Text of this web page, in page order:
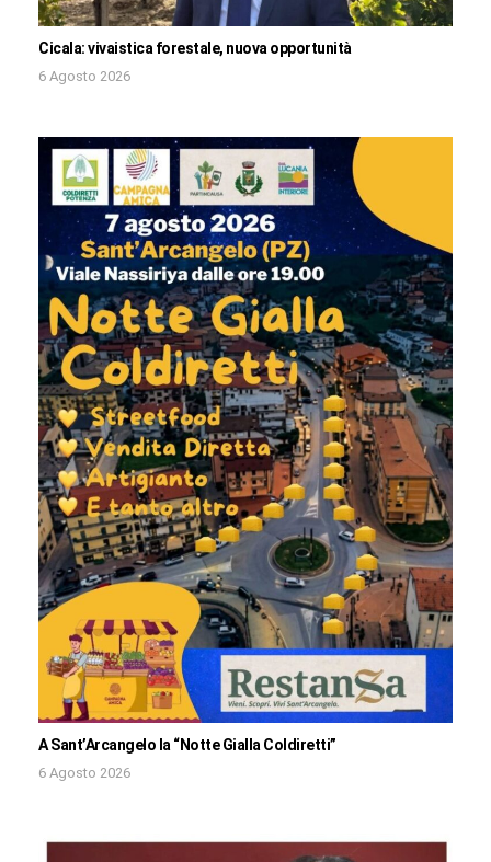
Cicala: vivaistica forestale, nuova opportunità
6 Agosto 2026
A Sant’Arcangelo la “Notte Gialla Coldiretti”
6 Agosto 2026